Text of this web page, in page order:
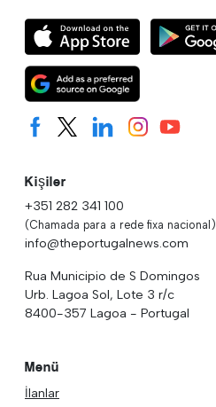
Kişiler
+351 282 341 100
(Chamada para a rede fixa nacional)
info@theportugalnews.com
Rua Municipio de S Domingos
Urb. Lagoa Sol, Lote 3 r/c
8400-357 Lagoa - Portugal
Menü
İlanlar